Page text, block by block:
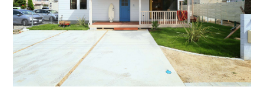
施工事例
オーナー様の声
モデルハウス